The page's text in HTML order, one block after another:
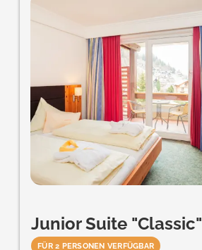
Junior Suite "Classic"
FÜR 2 PERSONEN VERFÜGBAR